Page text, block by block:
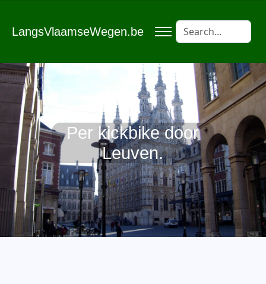
LangsVlaamseWegen.be
Per kickbike door
Leuven.